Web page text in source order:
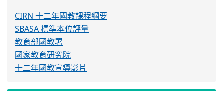
CIRN 十二年國教課程綱要
SBASA 標準本位評量
教育部國教署
國家教育研究院
十二年國教宣導影片